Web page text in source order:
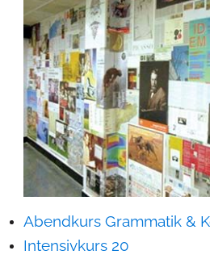
Abendkurs Grammatik &
Intensivkurs 20